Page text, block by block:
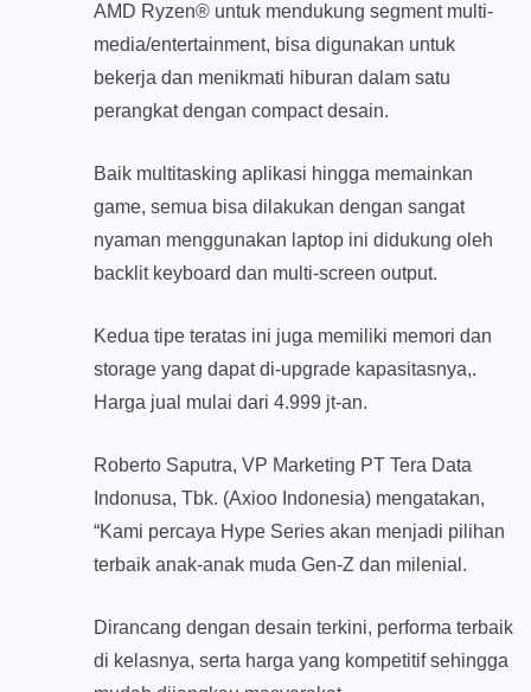
AMD Ryzen®️ untuk mendukung segment multi-
media/entertainment, bisa digunakan untuk
bekerja dan menikmati hiburan dalam satu
perangkat dengan compact desain.
Baik multitasking aplikasi hingga memainkan
game, semua bisa dilakukan dengan sangat
nyaman menggunakan laptop ini didukung oleh
backlit keyboard dan multi-screen output.
Kedua tipe teratas ini juga memiliki memori dan
storage yang dapat di-upgrade kapasitasnya,.
Harga jual mulai dari 4.999 jt-an.
Roberto Saputra, VP Marketing PT Tera Data
Indonusa, Tbk. (Axioo Indonesia) mengatakan,
“Kami percaya Hype Series akan menjadi pilihan
terbaik anak-anak muda Gen-Z dan milenial.
Dirancang dengan desain terkini, performa terbaik
di kelasnya, serta harga yang kompetitif sehingga